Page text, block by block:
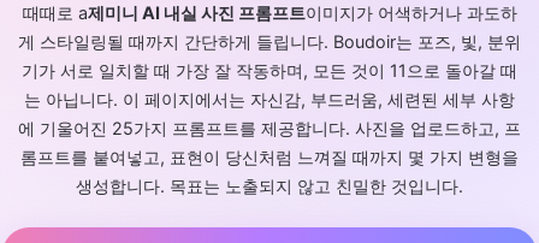
때때로 a제미니 AI 내실 사진 프롬프트이미지가 어색하거나 과도하
게 스타일링될 때까지 간단하게 들립니다. Boudoir는 포즈, 빛, 분위
기가 서로 일치할 때 가장 잘 작동하며, 모든 것이 11으로 돌아갈 때
는 아닙니다. 이 페이지에서는 자신감, 부드러움, 세련된 세부 사항
에 기울어진 25가지 프롬프트를 제공합니다. 사진을 업로드하고, 프
롬프트를 붙여넣고, 표현이 당신처럼 느껴질 때까지 몇 가지 변형을
생성합니다. 목표는 노출되지 않고 친밀한 것입니다.